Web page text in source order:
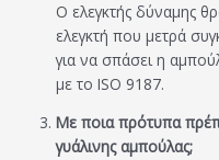
Ο ελεγκτής δύναμης
ελεγκτή που μετρά
για να σπάσει η
με το ISO 9187.
Με ποια πρότυπα
γυάλινης αμπούλας;